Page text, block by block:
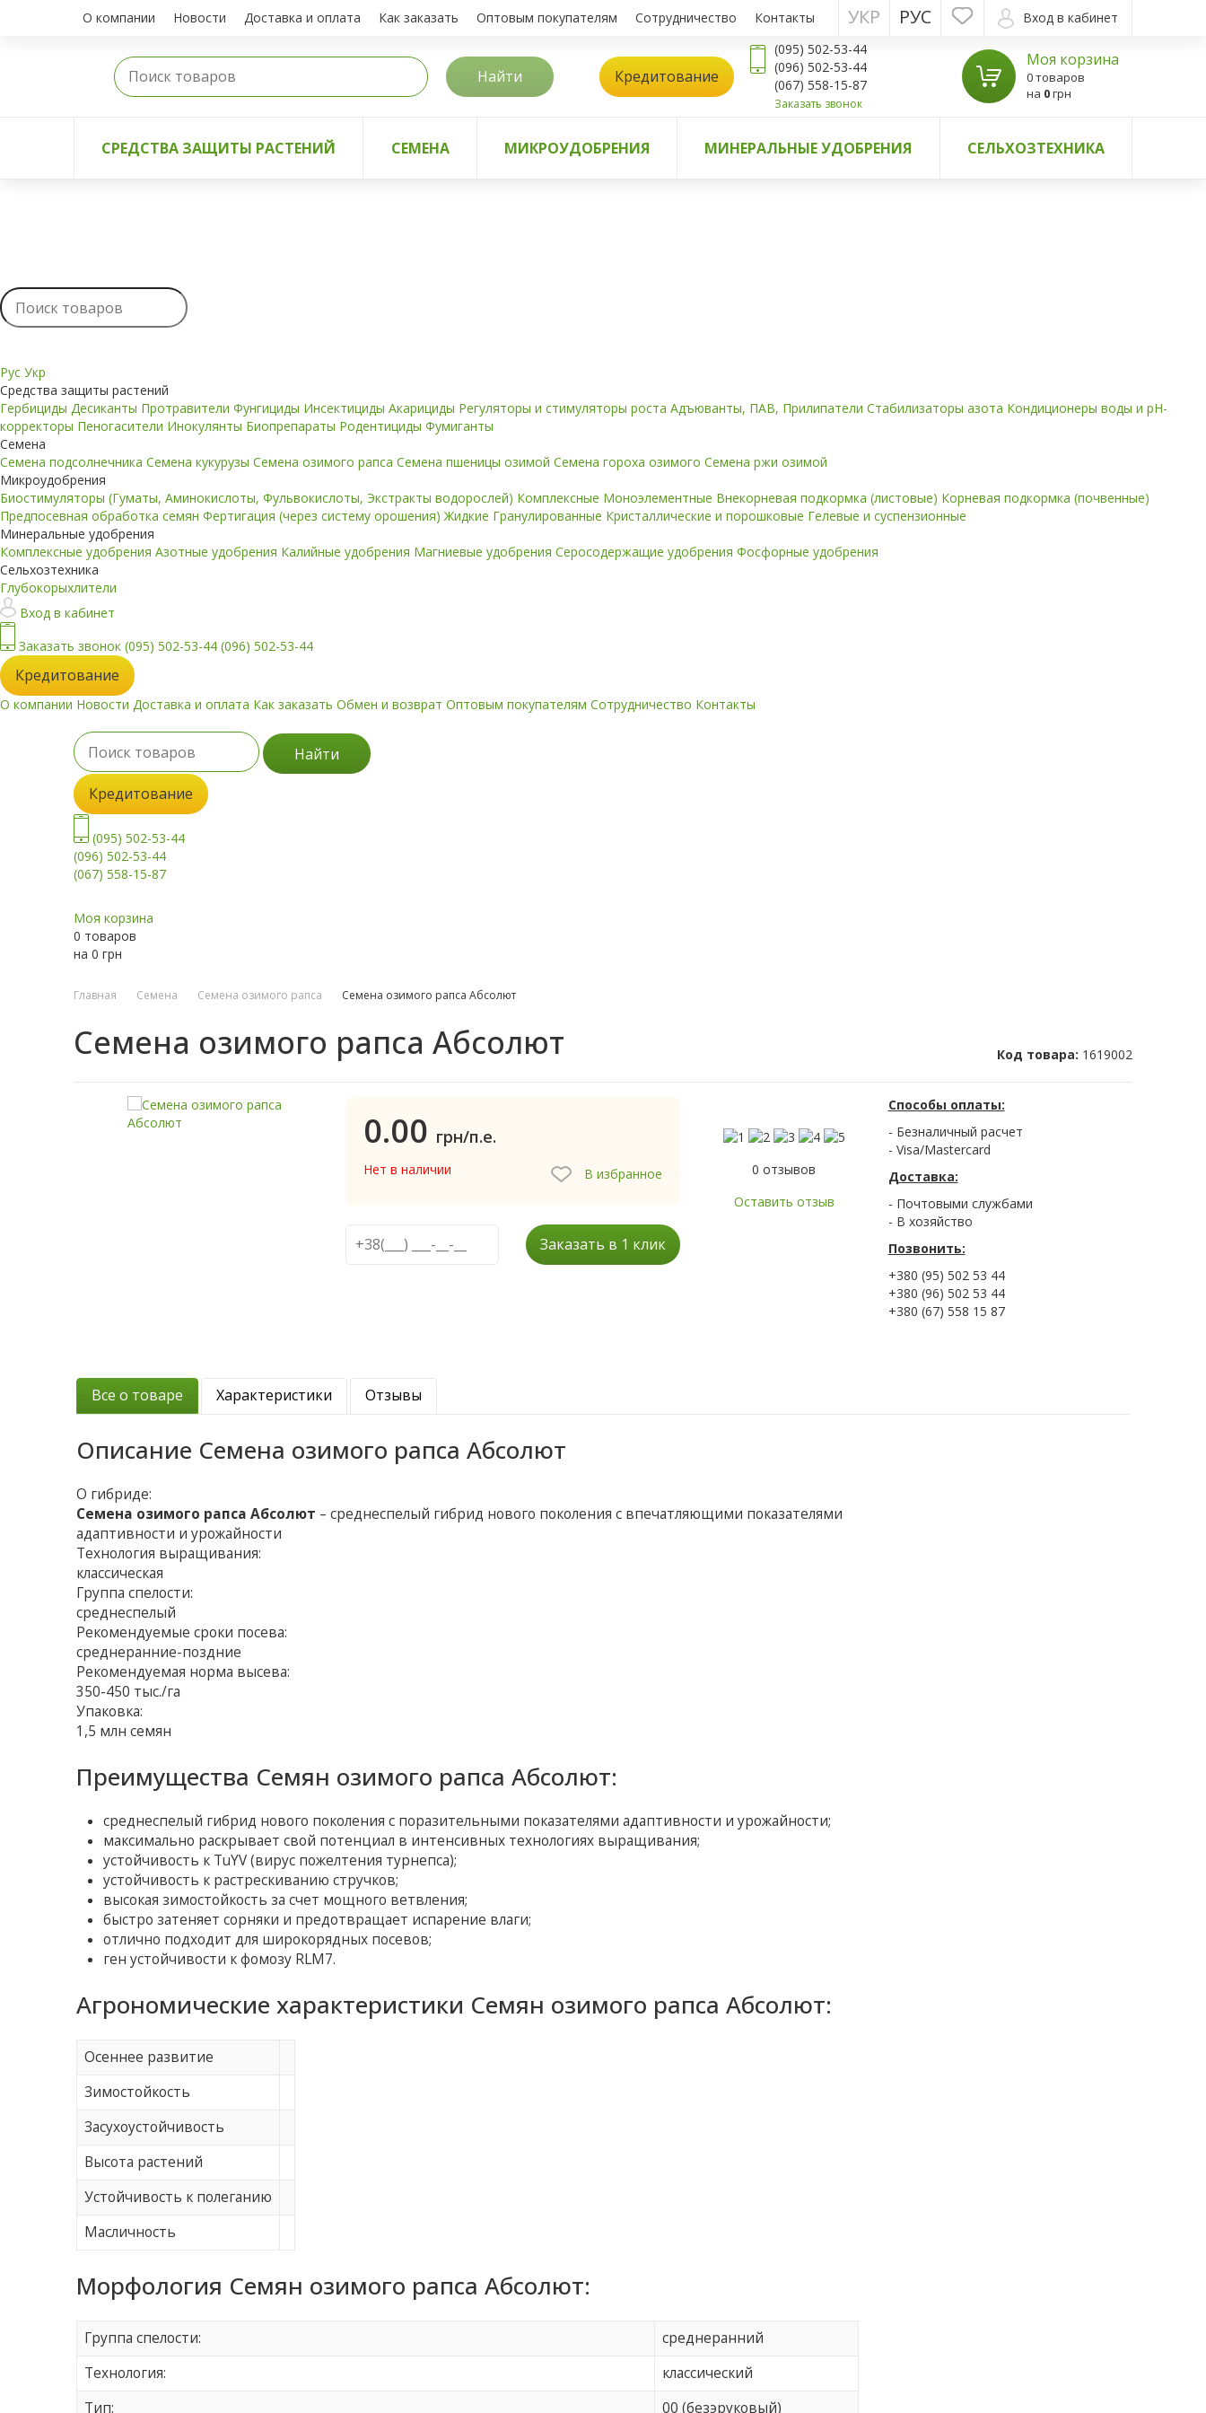
О компании Новости Доставка и оплата Как заказать Оптовым покупателям Сотрудничество Контакты Вход в кабинет
РУС
УКР
Найти Кредитование
(095) 502-53-44
(096) 502-53-44
(067) 558-15-87
Заказать звонок
Моя корзина
0 товаров
на 0грн
СРЕДСТВА ЗАЩИТЫ РАСТЕНИЙ СЕМЕНА МИКРОУДОБРЕНИЯ МИНЕРАЛЬНЫЕ УДОБРЕНИЯ СЕЛЬХОЗТЕХНИКА
Рус Укр
Средства защиты растений
Гербициды Десиканты Протравители Фунгициды Инсектициды Акарициды Регуляторы и стимуляторы роста Адъюванты, ПАВ, Прилипатели Стабилизаторы азота Кондиционеры воды и pH-
корректоры Пеногасители Инокулянты Биопрепараты Родентициды Фумиганты
Семена
Семена подсолнечника Семена кукурузы Семена озимого рапса Семена пшеницы озимой Семена гороха озимого Семена ржи озимой
Микроудобрения
Биостимуляторы (Гуматы, Аминокислоты, Фульвокислоты, Экстракты водорослей) Комплексные Моноэлементные Внекорневая подкормка (листовые) Корневая подкормка (почвенные)
Предпосевная обработка семян Фертигация (через систему орошения)Жидкие Гранулированные Кристаллические и порошковые Гелевые и суспензионные
Минеральные удобрения
Комплексные удобрения Азотные удобрения Калийные удобрения Магниевые удобрения Серосодержащие удобрения Фосфорные удобрения
Сельхозтехника
Глубокорыхлители
Вход в кабинет
Заказать звонок (095) 502-53-44 (096) 502-53-44
Кредитование
О компании Новости Доставка и оплата Как заказать Обмен и возврат Оптовым покупателям Сотрудничество Контакты
Найти
Кредитование
(095) 502-53-44
(096) 502-53-44
(067) 558-15-87
Моя корзина
0 товаров
на 0 грн
Главная Семена Семена озимого рапса Семена озимого рапса Абсолют
Семена озимого рапса Абсолют Код товара: 1619002
0.00 грн/п.е.
Нет в наличии В избранное
0 отзывов
Оставить отзыв
Заказать в 1 клик
Способы оплаты:
- Безналичный расчет
- Visa/Mastercard
Доставка:
- Почтовыми службами
- В хозяйство
Позвонить:
+380 (95) 502 53 44
+380 (96) 502 53 44
+380 (67) 558 15 87
Все о товаре Характеристики Отзывы
Описание Семена озимого рапса Абсолют
О гибриде:
Семена озимого рапса Абсолют – среднеспелый гибрид нового поколения с впечатляющими показателями
адаптивности и урожайности
Технология выращивания:
классическая
Группа спелости:
среднеспелый
Рекомендуемые сроки посева:
среднеранние-поздние
Рекомендуемая норма высева:
350-450 тыс./га
Упаковка:
1,5 млн семян
Преимущества Семян озимого рапса Абсолют:
среднеспелый гибрид нового поколения с поразительными показателями адаптивности и урожайности;
максимально раскрывает свой потенциал в интенсивных технологиях выращивания;
устойчивость к TuYV (вирус пожелтения турнепса);
устойчивость к растрескиванию стручков;
высокая зимостойкость за счет мощного ветвления;
быстро затеняет сорняки и предотвращает испарение влаги;
отлично подходит для широкорядных посевов;
ген устойчивости к фомозу RLM7.
Агрономические характеристики Семян озимого рапса Абсолют:
Осеннее развитие
Зимостойкость
Засухоустойчивость
Высота растений
Устойчивость к полеганию
Масличность
Морфология Семян озимого рапса Абсолют:
Группа спелости:
среднеранний
Технология:
классический
Тип:
00 (безэруковый)